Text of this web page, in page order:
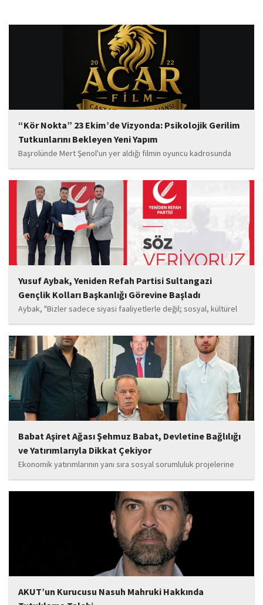
“Kör Nokta” 23 Ekim’de Vizyonda: Psikolojik Gerilim
Tutkunlarını Bekleyen Yeni Yapım
Başrolünde Mert Şenol'un yer aldığı filmin oyuncu kadrosunda
Esma Kıyanç, Ayşe Aktaş, Berna Kıyanç, Gökay Alpaslan Şahin,
Sema Yaldıran, Sıla Altıntaş, İsmail Akkoç, Celal Acar ve çocuk
oyuncu Görkem Akyol...
Yusuf Aybak, Yeniden Refah Partisi Sultangazi
Gençlik Kolları Başkanlığı Görevine Başladı
Aybak, "Bizler sadece siyasi faaliyetlerle değil; sosyal, kültürel
ve manevi değerleri güçlendiren çalışmalarla da gençlerimizin
yanında olacağız. Sultangazi'de birlik ve beraberlik ruhunu daha
da güçlendirecek projeleri hayata geçirmek için ekip...
Babat Aşiret Ağası Şehmuz Babat, Devletine Bağlılığı
ve Yatırımlarıyla Dikkat Çekiyor
Ekonomik yatırımlarının yanı sıra sosyal sorumluluk projelerine
de önem veren Babat'ın, eğitim alanında bir lise ile iki okulun
yapımına katkı sunduğu, ayrıca Şırnak'ın çeşitli noktalarında
tamamlanan ve yapımı devam eden...
AKUT’un Kurucusu Nasuh Mahruki Hakkında